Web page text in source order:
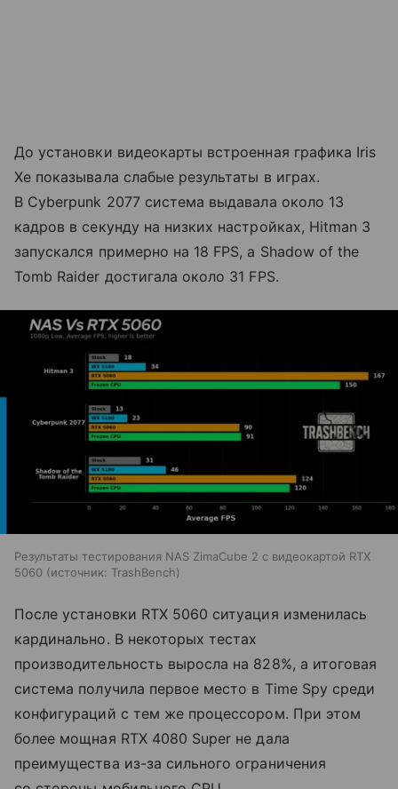
До установки видеокарты встроенная графика Iris
Xe показывала слабые результаты в играх.
В Cyberpunk 2077 система выдавала около 13
кадров в секунду на низких настройках, Hitman 3
запускался примерно на 18 FPS, а Shadow of the
Tomb Raider достигала около 31 FPS.
Результаты тестирования NAS ZimaCube 2 с видеокартой RTX
5060
источник: TrashBench
После установки RTX 5060 ситуация изменилась
кардинально. В некоторых тестах
производительность выросла на 828%, а итоговая
система получила первое место в Time Spy среди
конфигураций с тем же процессором. При этом
более мощная RTX 4080 Super не дала
преимущества из-за сильного ограничения